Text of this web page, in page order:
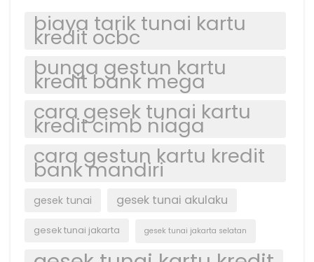
biaya tarik tunai kartu
kredit ocbc
bunga gestun kartu
kredit bank mega
cara gesek tunai kartu
kredit cimb niaga
cara gestun kartu kredit
bank mandiri
gesek tunai gesek tunai akulaku
gesek tunai jakarta gesek tunai jakarta selatan